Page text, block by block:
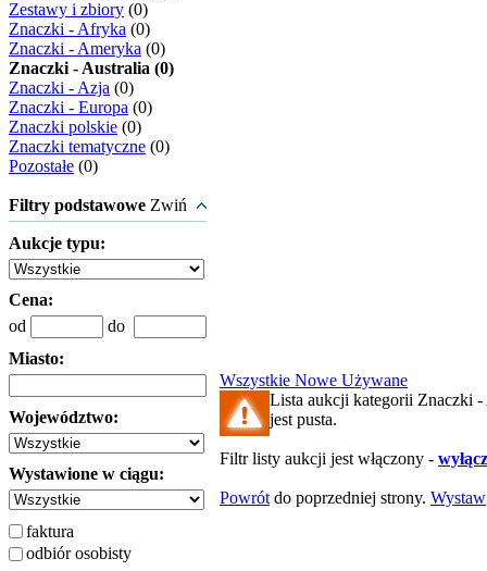
Zestawy i zbiory (0)
Znaczki - Afryka (0)
Znaczki - Ameryka (0)
Znaczki - Australia (0)
Znaczki - Azja (0)
Znaczki - Europa (0)
Znaczki polskie (0)
Znaczki tematyczne (0)
Pozostałe (0)
Filtry podstawowe Zwiń
Aukcje typu:
Cena:
od
do
Miasto:
Województwo:
Wystawione w ciągu:
faktura
odbiór osobisty
Wszystkie Nowe Używane
Lista aukcji kategorii Znaczki -
jest pusta.
Filtr listy aukcji jest włączony -
Powrót do poprzedniej strony. Wystaw